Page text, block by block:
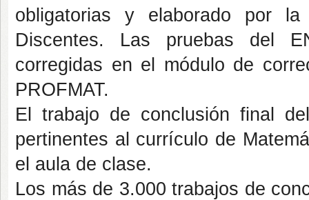
obligatorias y elaborado por
Discentes. Las pruebas del
corregidas en el módulo de
PROFMAT.
El trabajo de conclusión final
pertinentes al currículo de
el aula de clase.
Los más de 3.000 trabajos de